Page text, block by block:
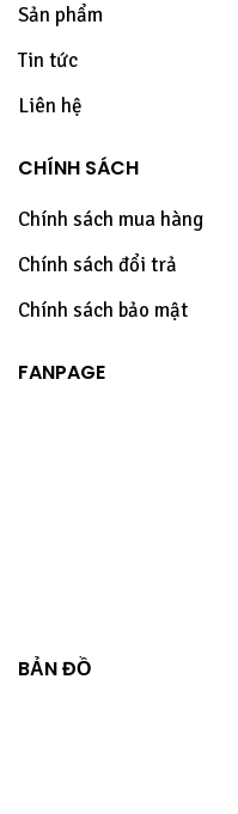
Sản phẩm
Tin tức
Liên hệ
CHÍNH SÁCH
Chính sách mua hàng
Chính sách đổi trả
Chính sách bảo mật
FANPAGE
BẢN ĐỒ